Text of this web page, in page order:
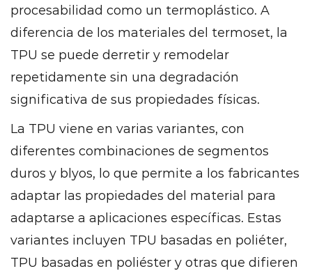
a
la
abrasión
Rendimiento
de
la
temperatura
Aplicaciones
de
poliéter
tpu
11.1
procesabilidad como un termoplástico. A
diferencia de los materiales del termoset, la
TPU se puede derretir y remodelar
repetidamente sin una degradación
significativa de sus propiedades físicas.
La TPU viene en varias variantes, con
diferentes combinaciones de segmentos
duros y blyos, lo que permite a los fabricantes
adaptar las propiedades del material para
adaptarse a aplicaciones específicas. Estas
variantes incluyen TPU basadas en poliéter,
TPU basadas en poliéster y otras que difieren